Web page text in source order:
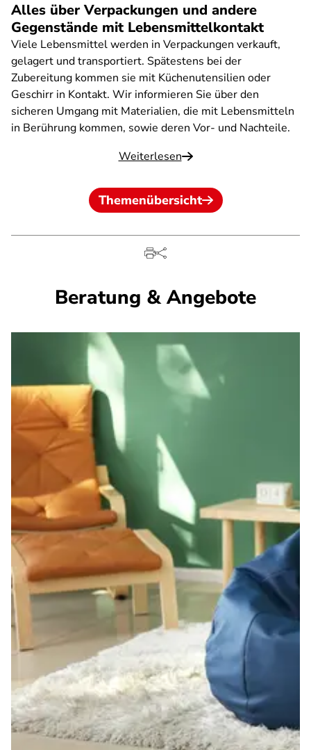
Alles über Verpackungen und andere
Gegenstände mit Lebensmittelkontakt
Viele Lebensmittel werden in Verpackungen verkauft,
gelagert und transportiert. Spätestens bei der
Zubereitung kommen sie mit Küchenutensilien oder
Geschirr in Kontakt. Wir informieren Sie über den
sicheren Umgang mit Materialien, die mit Lebensmitteln
in Berührung kommen, sowie deren Vor- und Nachteile.
Weiterlesen
Themenübersicht
Beratung & Angebote